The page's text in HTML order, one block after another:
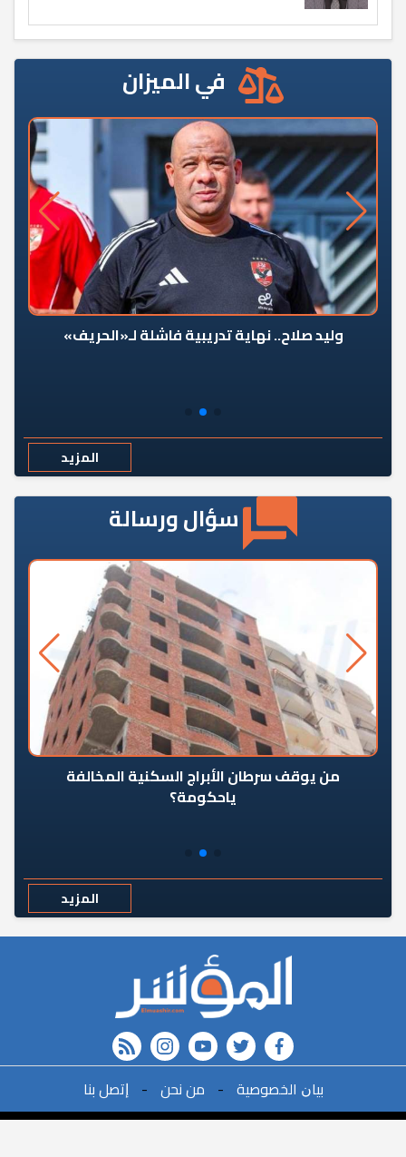
في الميزان
وليد صلاح.. نهاية تدريبية فاشلة لـ«الحريف»
المزيد
سؤال ورسالة
من يوقف سرطان الأبراج السكنية المخالفة
ياحكومة؟
المزيد
FACEBOOK
twitter
youtube
instagram
rss feed
ﺑﻴﺎﻥ اﻟﺨﺼﻮﺻﻴﺔ - ﻣﻦ ﻧﺤﻦ - ﺇﺗﺼﻞ ﺑﻨﺎ